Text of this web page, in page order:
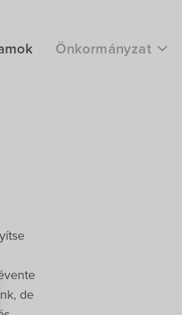
Önkormányzat
de